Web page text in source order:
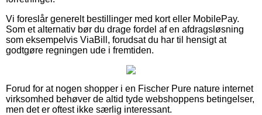
Vi foreslår generelt bestillinger med kort eller MobilePay.
Som et alternativ bør du drage fordel af en afdragsløsning
som eksempelvis ViaBill, forudsat du har til hensigt at
godtgøre regningen ude i fremtiden.
Forud for at nogen shopper i en Fischer Pure nature internet
virksomhed behøver de altid tyde webshoppens betingelser,
men det er oftest ikke særlig interessant.